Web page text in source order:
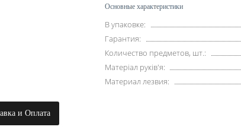
Основные характеристики
В упаковке:
Гарантия:
Количество предметов, шт.:
Матеріал руків'я:
Материал лезвия:
и Оплата